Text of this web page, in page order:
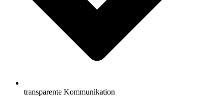
transparente Kommunikation